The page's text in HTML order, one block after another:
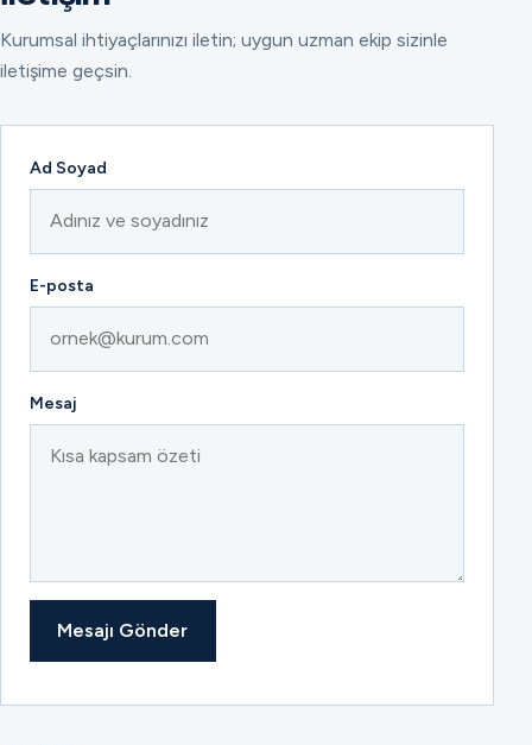
Kurumsal ihtiyaçlarınızı iletin; uygun uzman ekip sizinle
iletişime geçsin.
Ad Soyad
E-posta
Mesaj
Mesajı Gönder